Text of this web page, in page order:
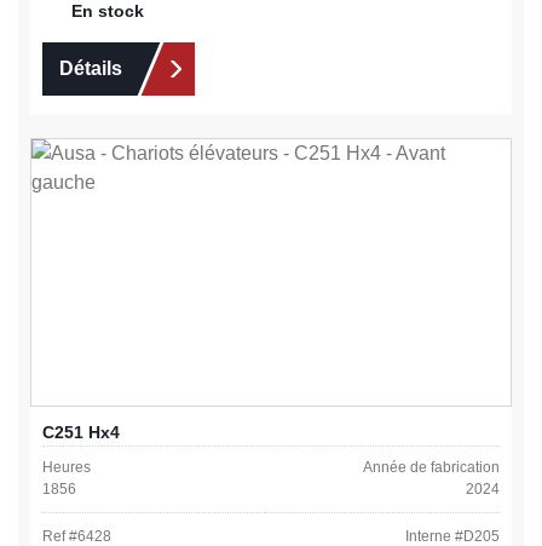
En stock
Détails
C251 Hx4
Heures
1856
Année de fabrication
2024
Ref #6428 Interne #D205